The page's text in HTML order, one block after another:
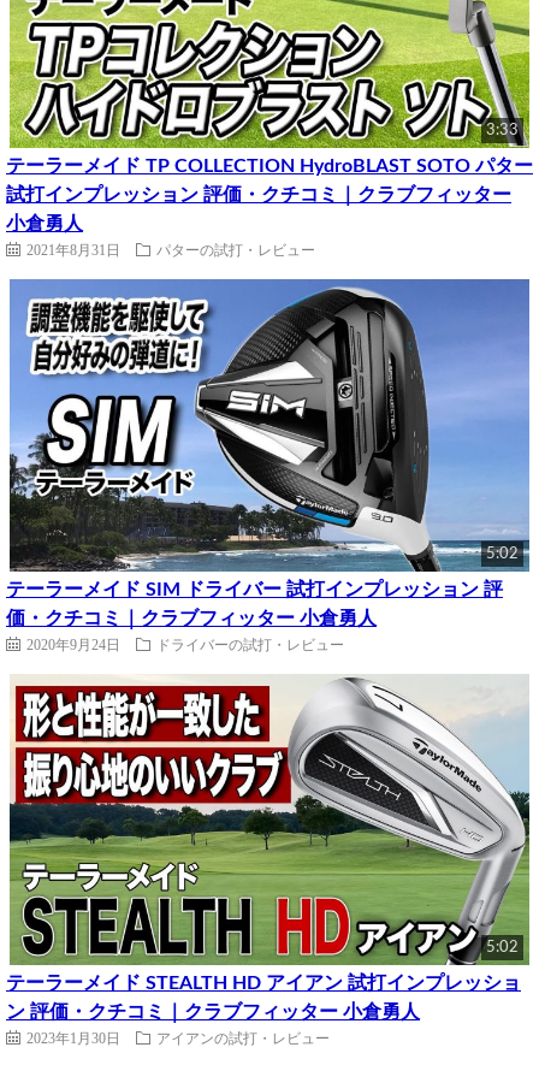
3:33
テーラーメイド TP COLLECTION HydroBLAST SOTO パター
試打インプレッション 評価・クチコミ｜クラブフィッター
小倉勇人
2021年8月31日 パターの試打・レビュー
5:02
テーラーメイド SIM ドライバー 試打インプレッション 評
価・クチコミ｜クラブフィッター 小倉勇人
2020年9月24日 ドライバーの試打・レビュー
5:02
テーラーメイド STEALTH HD アイアン 試打インプレッショ
ン 評価・クチコミ｜クラブフィッター 小倉勇人
2023年1月30日 アイアンの試打・レビュー